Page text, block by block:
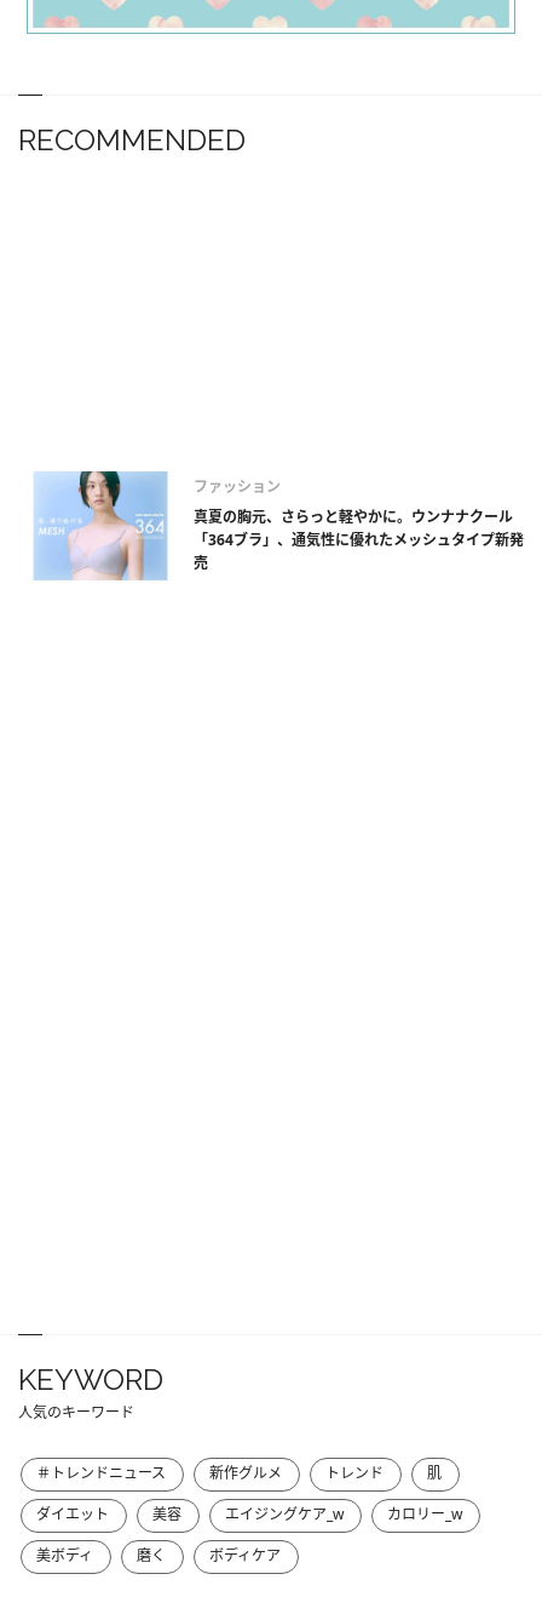
RECOMMENDED
ファッション
真夏の胸元、さらっと軽やかに。ウンナナクール
「364ブラ」、通気性に優れたメッシュタイプ新発
売
KEYWORD
人気のキーワード
＃トレンドニュース 新作グルメ トレンド
肌
ダイエット
美容 エイジングケア_w
カロリー_w
美ボディ
磨く ボディケア